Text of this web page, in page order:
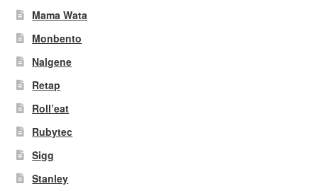
Mama Wata
Monbento
Nalgene
Retap
Roll’eat
Rubytec
Sigg
Stanley